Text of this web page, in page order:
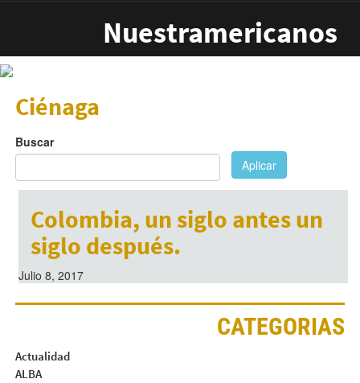
Nuestramericanos
Ciénaga
Buscar
Aplicar
Colombia, un siglo antes un
siglo después.
Julio 8, 2017
CATEGORIAS
Actualidad
ALBA